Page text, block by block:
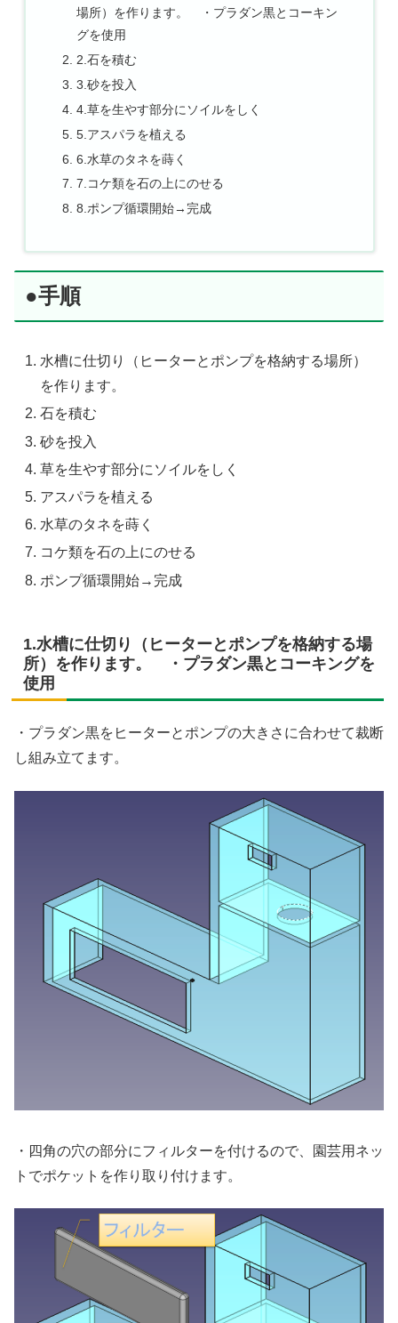
場所）を作ります。 ・プラダン黒とコーキン
グを使用
2.石を積む
3.砂を投入
4.草を生やす部分にソイルをしく
5.アスパラを植える
6.水草のタネを蒔く
7.コケ類を石の上にのせる
8.ポンプ循環開始→完成
●手順
水槽に仕切り（ヒーターとポンプを格納する場所）
を作ります。
石を積む
砂を投入
草を生やす部分にソイルをしく
アスパラを植える
水草のタネを蒔く
コケ類を石の上にのせる
ポンプ循環開始→完成
1.水槽に仕切り（ヒーターとポンプを格納する場
所）を作ります。 ・プラダン黒とコーキングを
使用
・プラダン黒をヒーターとポンプの大きさに合わせて裁断
し組み立てます。
・四角の穴の部分にフィルターを付けるので、園芸用ネッ
トでポケットを作り取り付けます。